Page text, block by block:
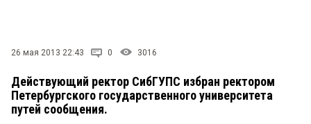
26 мая 2013 22:43 0 3016
Действующий ректор СибГУПС избран ректором
Петербургского государственного университета
путей сообщения.